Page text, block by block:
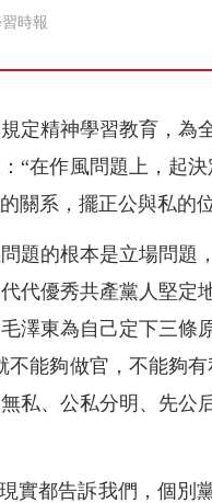
時報
定精神學習教育，
“在作風問題上，起
關系，擺正公與私的
題的根本是立場問
代優秀共產黨人堅
澤東為自己定下三
能夠做官，不能夠
私、公私分明、先公
實都告訴我們，個別